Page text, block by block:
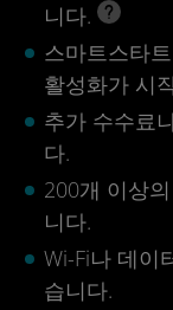
니다.
스마트스타
활성화가 시
추가 수수료
다.
200개 이상
니다.
Wi-Fi나 데이
습니다.